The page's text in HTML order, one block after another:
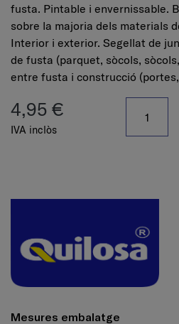
fusta. Pintable i envernissable.
sobre la majoria dels materials
Interior i exterior. Segellat de
de fusta (parquet, sòcols,
entre fusta i construcció
4,95 €
IVA inclòs
Mesures embalatge